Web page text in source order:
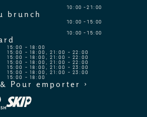
10:00 21:00
brunch
10:00
15:00
10:00 15:00
15:00 - 18:00
15:00 - 18:00, 21:00 - 22:00
15:00 - 18:00, 21:00 - 22:00
15:00 - 18:00, 21:00 - 22:00
15:00 - 18:00, 21:00 - 23:00
15:00 - 18:00, 21:00 - 23:00
15:00 - 18:00
Pour emporter ›